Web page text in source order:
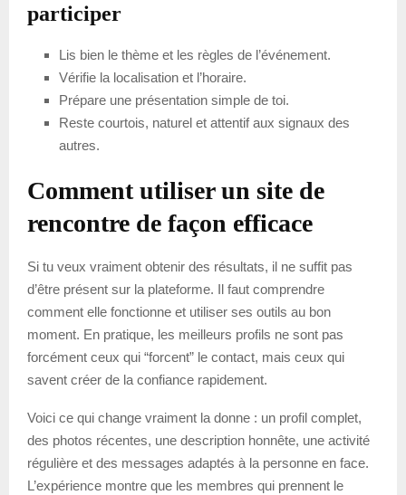
participer
Lis bien le thème et les règles de l’événement.
Vérifie la localisation et l’horaire.
Prépare une présentation simple de toi.
Reste courtois, naturel et attentif aux signaux des
autres.
Comment utiliser un site de
rencontre de façon efficace
Si tu veux vraiment obtenir des résultats, il ne suffit pas
d’être présent sur la plateforme. Il faut comprendre
comment elle fonctionne et utiliser ses outils au bon
moment. En pratique, les meilleurs profils ne sont pas
forcément ceux qui “forcent” le contact, mais ceux qui
savent créer de la confiance rapidement.
Voici ce qui change vraiment la donne : un profil complet,
des photos récentes, une description honnête, une activité
régulière et des messages adaptés à la personne en face.
L’expérience montre que les membres qui prennent le